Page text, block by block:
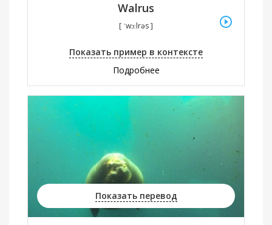
Walrus
[ ˈwɔːlrəs ]
Показать пример в контексте
Подробнее
Показать перевод